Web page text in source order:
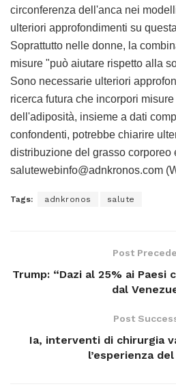
circonferenza dell'anca nei
ulteriori approfondimenti su
Soprattutto nelle donne, la
misure "può aiutare rispetto alla
Sono necessarie ulteriori
ricerca futura che incorpori
dell'adiposità, insieme a dati
confondenti, potrebbe chiarire
distribuzione del grasso
salutewebinfo@adnkronos.com
Tags: adnkronos salute
Post
Trump: “Dazi al 25% ai
dal
Post
Ia, interventi di chirurgia
l’esperienza